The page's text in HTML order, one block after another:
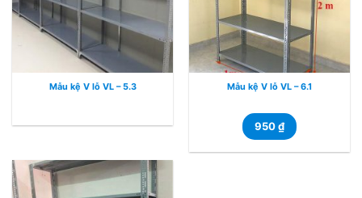
Mẫu kệ V lỗ VL – 5.3 Mẫu kệ V lỗ VL – 6.1
950₫